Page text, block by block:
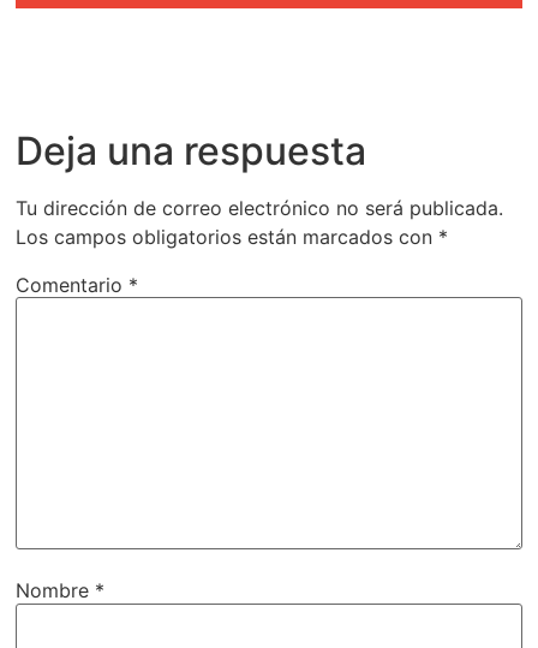
Deja una respuesta
Tu dirección de correo electrónico no será publicada.
Los campos obligatorios están marcados con *
Comentario *
Nombre *